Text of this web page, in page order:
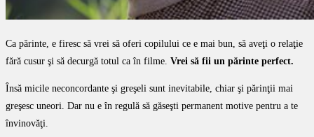
Ca părinte, e firesc să vrei să oferi copilului ce e mai bun, să aveţi o relaţie
fără cusur şi să decurgă totul ca în filme. Vrei să fii un părinte perfect.
Însă micile neconcordante şi greşeli sunt inevitabile, chiar şi părinţii mai
greşesc uneori. Dar nu e în regulă să găseşti permanent motive pentru a te
învinovăţi.